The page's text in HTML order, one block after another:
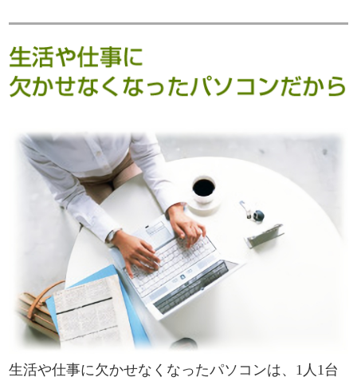
生活や仕事に欠かせなくなったパソコンは、1人1台